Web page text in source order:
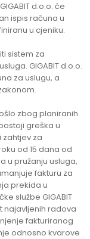
d.o.o. će
ispis računa u
u cjeniku.
sistem za
GIGABIT d.o.o.
za uslugu, a
zbog planiranih
greška u
zahtjev za
od 15 dana od
u pružanju usluga,
fakturu za
prekida u
službe GIGABIT
najavljenih radova
fakturiranog
odnosno kvarove